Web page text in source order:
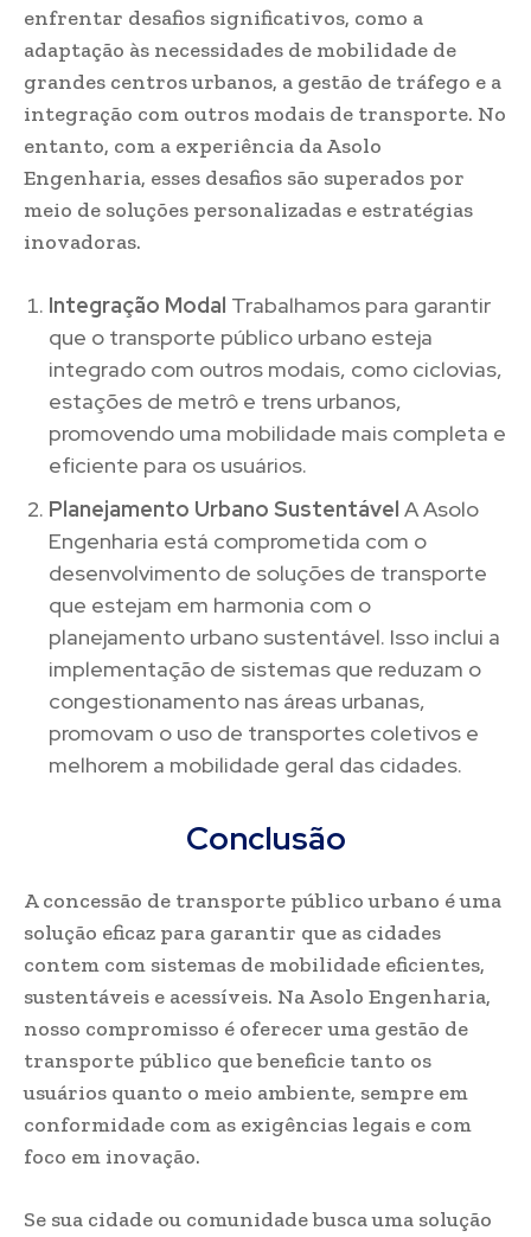
enfrentar desafios significativos, como a
adaptação às necessidades de mobilidade de
grandes centros urbanos, a gestão de tráfego e a
integração com outros modais de transporte. No
entanto, com a experiência da Asolo
Engenharia, esses desafios são superados por
meio de soluções personalizadas e estratégias
inovadoras.
Integração Modal Trabalhamos para garantir
que o transporte público urbano esteja
integrado com outros modais, como ciclovias,
estações de metrô e trens urbanos,
promovendo uma mobilidade mais completa e
eficiente para os usuários.
Planejamento Urbano Sustentável A Asolo
Engenharia está comprometida com o
desenvolvimento de soluções de transporte
que estejam em harmonia com o
planejamento urbano sustentável. Isso inclui a
implementação de sistemas que reduzam o
congestionamento nas áreas urbanas,
promovam o uso de transportes coletivos e
melhorem a mobilidade geral das cidades.
Conclusão
A concessão de transporte público urbano é uma
solução eficaz para garantir que as cidades
contem com sistemas de mobilidade eficientes,
sustentáveis e acessíveis. Na Asolo Engenharia,
nosso compromisso é oferecer uma gestão de
transporte público que beneficie tanto os
usuários quanto o meio ambiente, sempre em
conformidade com as exigências legais e com
foco em inovação.
Se sua cidade ou comunidade busca uma solução